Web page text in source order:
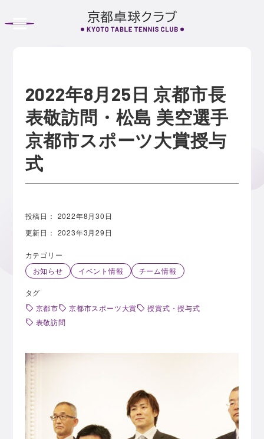
2022年8月25日 京都市長
表敬訪問・松島 美空選手
京都市スポーツ大賞授与
式
投稿日： 2022年8月30日
更新日： 2023年3月29日
カテゴリー
お知らせ
イベント情報 チーム情報
タグ
京都市
京都市スポーツ大賞
授賞式・授与式
表敬訪問